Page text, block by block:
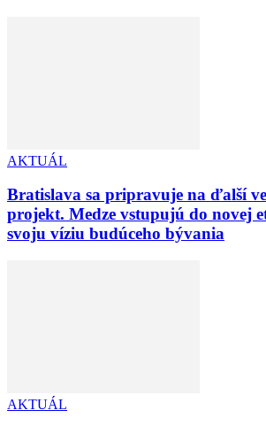
AKTUÁL
Bratislava sa pripravuje na ďalší
projekt. Medze vstupujú do novej
svoju víziu budúceho bývania
AKTUÁL